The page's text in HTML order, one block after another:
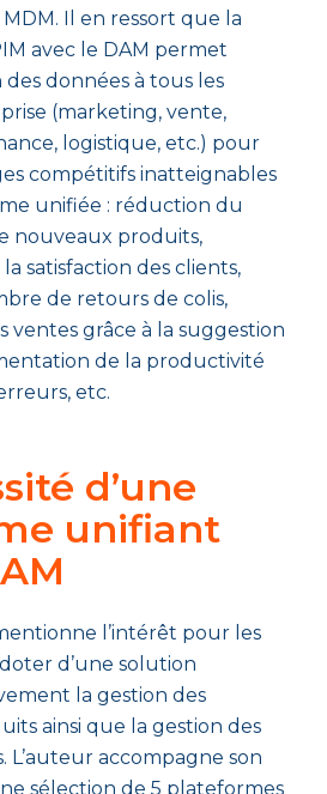
Il en ressort que la
avec le DAM permet
des données à tous les
(marketing, vente,
logistique, etc.) pour
compétitifs inatteignables
unifiée : réduction du
nouveaux produits,
satisfaction des clients,
de retours de colis,
ventes grâce à la suggestion
de la productivité
etc.
d’une
unifiant
l’intérêt pour les
d’une solution
la gestion des
ainsi que la gestion des
L’auteur accompagne son
sélection de 5 plateformes